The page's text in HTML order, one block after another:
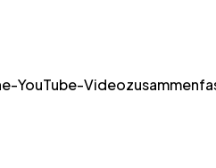
YouTube-